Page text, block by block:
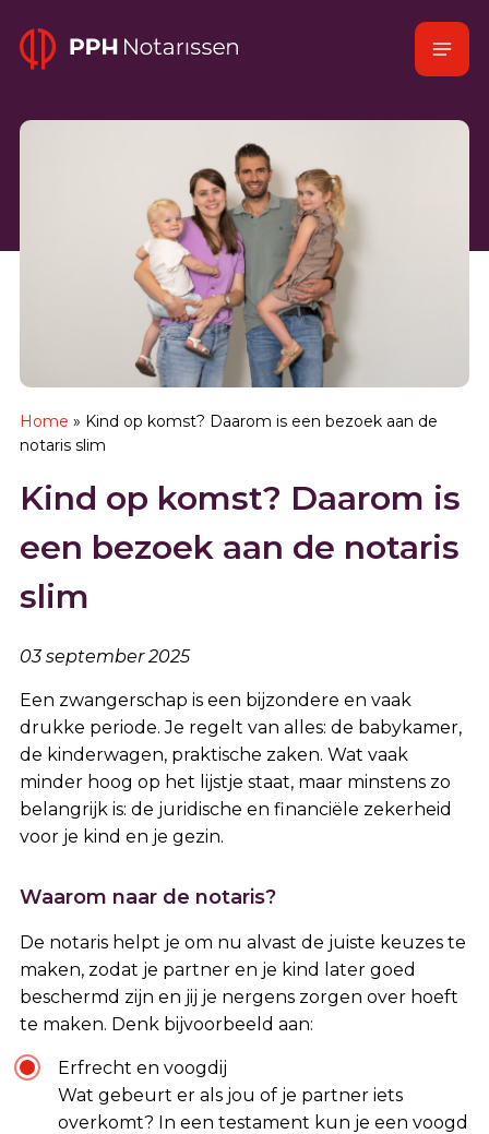
hoofdinhoud
Home
Home » Kind op komst? Daarom is een bezoek aan de
notaris slim
Kind op komst? Daarom is
een bezoek aan de notaris
slim
03 september 2025
Een zwangerschap is een bijzondere en vaak
drukke periode. Je regelt van alles: de babykamer,
de kinderwagen, praktische zaken. Wat vaak
minder hoog op het lijstje staat, maar minstens zo
belangrijk is: de juridische en financiële zekerheid
voor je kind en je gezin.
Waarom naar de notaris?
De notaris helpt je om nu alvast de juiste keuzes te
maken, zodat je partner en je kind later goed
beschermd zijn en jij je nergens zorgen over hoeft
te maken. Denk bijvoorbeeld aan:
Erfrecht en voogdij
Wat gebeurt er als jou of je partner iets
overkomt? In een testament kun je een voogd